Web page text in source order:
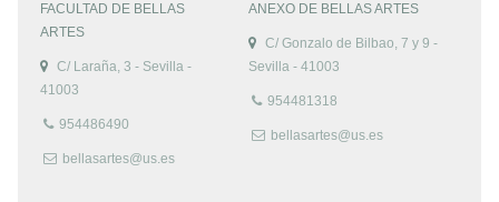
FACULTAD DE BELLAS
ARTES
C/ Laraña, 3 - Sevilla -
41003
954486490
bellasartes@us.es
ANEXO DE BELLAS ARTES
C/ Gonzalo de Bilbao, 7 y 9 -
Sevilla - 41003
954481318
bellasartes@us.es